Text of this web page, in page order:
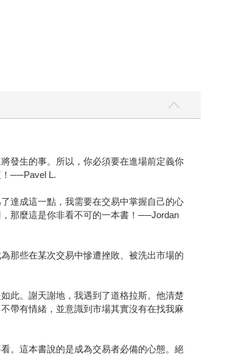
發生的事。所以，你必須要在進場前定義你
！──Pavel L.
達成這一點，我需要在交易中掌握自己的心
那麼這是你非看不可的一本書！──Jordan
那些在某次交易中慘遭挫敗、被洗出市場的
此。謝天謝地，我遇到了道格拉斯。他清楚
帶有情緒，並意識到市場其實沒有在找我麻
。這本書說的是成為交易者必備的心態。絕